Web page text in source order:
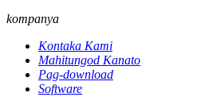
kompanya
Kontaka Kami
Mahitungod Kanato
Pag-download
Software